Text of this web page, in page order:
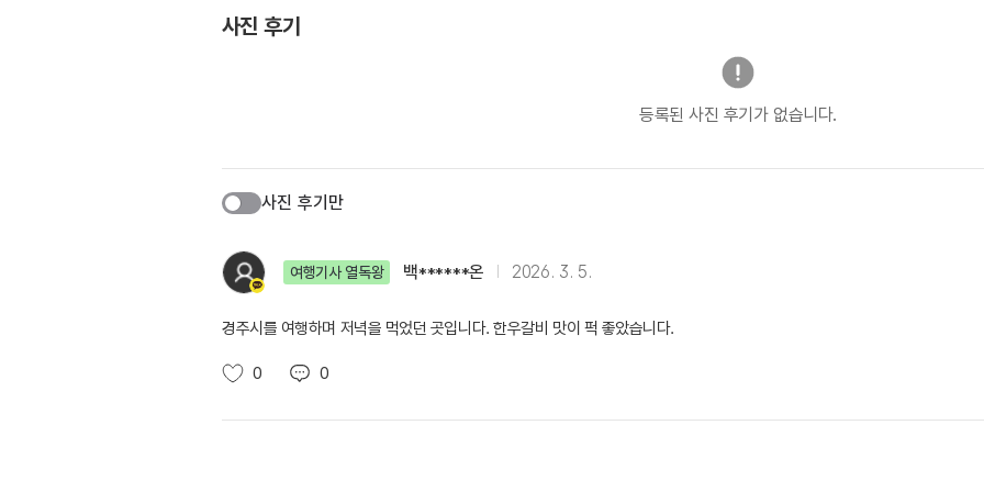
사진 후기
등록된 사진 후기가 없습니다.
사진 후기만
여행기사 열독왕 백******온 2026. 3. 5.
경주시를 여행하며 저녁을 먹었던 곳입니다. 한우갈비 맛이 퍽 좋았습니다.
0 0